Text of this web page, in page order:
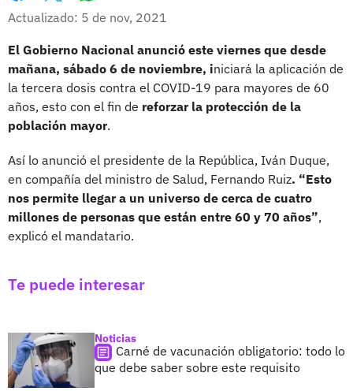
Facebook
X
Actualizado: 5 de nov, 2021
El Gobierno Nacional anunció este viernes que desde
mañana, sábado 6 de noviembre, iniciará la aplicación de
la tercera dosis contra el COVID-19 para mayores de 60
años, esto con el fin de reforzar la protección de la
población mayor.
Así lo anunció el presidente de la República, Iván Duque,
en compañía del ministro de Salud, Fernando Ruiz. “Esto
nos permite llegar a un universo de cerca de cuatro
millones de personas que están entre 60 y 70 años”,
explicó el mandatario.
Te puede interesar
Noticias
Carné de vacunación obligatorio: todo lo
que debe saber sobre este requisito